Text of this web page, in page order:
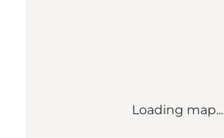
Loading map...